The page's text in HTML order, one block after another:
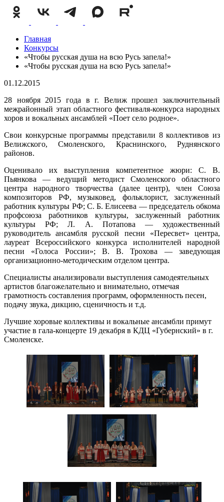
Главная
Конкурсы
«Чтобы русская душа на всю Русь запела!»
«Чтобы русская душа на всю Русь запела!»
01.12.2015
28 ноября 2015 года в г. Велиж прошел заключительный
межрайонный этап областного фестиваля-конкурса народных
хоров и вокальных ансамблей «Поет село родное».
Свои конкурсные программы представили 8 коллективов из
Велижского, Смоленского, Краснинского, Руднянского
районов.
Оценивало их выступления компетентное жюри: С. В.
Пьянкова — ведущий методист Смоленского областного
центра народного творчества (далее центр), член Союза
композиторов РФ, музыковед, фольклорист, заслуженный
работник культуры РФ; С. Б. Елисеева — председатель обкома
профсоюза работников культуры, заслуженный работник
культуры РФ; Л. А. Потапова — художественный
руководитель ансамбля русской песни «Пересвет» центра,
лауреат Всероссийского конкурса исполнителей народной
песни «Голоса России»; В. В. Трохова — заведующая
организационно-методическим отделом центра.
Специалисты анализировали выступления самодеятельных
артистов благожелательно и внимательно, отмечая
грамотность составления программ, оформленность песен,
подачу звука, дикцию, сценичность и т.д.
Лучшие хоровые коллективы и вокальные ансамбли примут
участие в гала-концерте 19 декабря в КДЦ «Губернский» в г.
Смоленске.